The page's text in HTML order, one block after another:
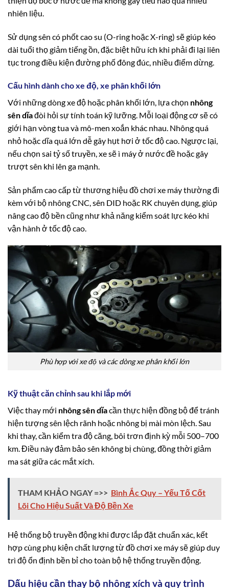
nhiên liệu.
Sử dụng sên có phốt cao su (O-ring hoặc X-ring) sẽ giúp kéo
dài tuổi thọ giảm tiếng ồn, đặc biệt hữu ích khi phải đi lại liên
tục trong điều kiện đường phố đông đúc, nhiều điểm dừng.
Cấu hình dành cho xe độ, xe phân khối lớn
Với những dòng xe độ hoặc phân khối lớn, lựa chọn nhông
sên dĩađòi hỏi sự tính toán kỹ lưỡng. Mỗi loại động cơ sẽ có
giới hạn vòng tua và mô-men xoắn khác nhau. Nhông quá
nhỏ hoặc dĩa quá lớn dễ gây hụt hơi ở tốc độ cao. Ngược lại,
nếu chọn sai tỷ số truyền, xe sẽ ì máy ở nước đề hoặc gây
trượt sên khi lên ga mạnh.
Sản phẩm cao cấp từ thương hiệu đồ chơi xe máy thường đi
kèm với bộ nhông CNC, sên DID hoặc RK chuyên dụng, giúp
nâng cao độ bền cũng như khả năng kiểm soát lực kéo khi
vận hành ở tốc độ cao.
Phù hợp với xe độ và các dòng xe phân khối lớn
Kỹ thuật căn chỉnh sau khi lắp mới
Việc thay mới nhông sên dĩacần thực hiện đồng bộ để tránh
hiện tượng sên lệch rãnh hoặc nhông bị mài mòn lệch. Sau
khi thay, cần kiểm tra độ căng, bôi trơn định kỳ mỗi 500–700
km. Điều này đảm bảo sên không bị chùng, đồng thời giảm
ma sát giữa các mắt xích.
THAM KHẢO NGAY =>> Bình Ắc Quy – Yếu Tố Cốt
Lõi Cho Hiệu Suất Và Độ Bền Xe
Hệ thống bộ truyền động khi được lắp đặt chuẩn xác, kết
hợp cùng phụ kiện chất lượng từ đồ chơi xe máy sẽ giúp duy
trì độ ổn định bền bỉ cho toàn bộ hệ thống truyền động.
Dấu hiệu cần thay bộ nhông xích và quy trình